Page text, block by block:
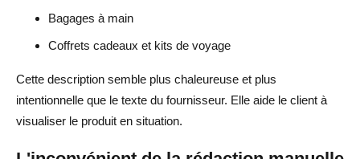
Bagages à main
Coffrets cadeaux et kits de voyage
Cette description semble plus chaleureuse et plus
intentionnelle que le texte du fournisseur. Elle aide le client à
visualiser le produit en situation.